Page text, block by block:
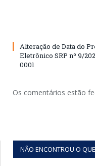
Alteração de Data do
Eletrônico SRP nº 9/
0001
Os comentários estão
NÃO ENCONTROU O